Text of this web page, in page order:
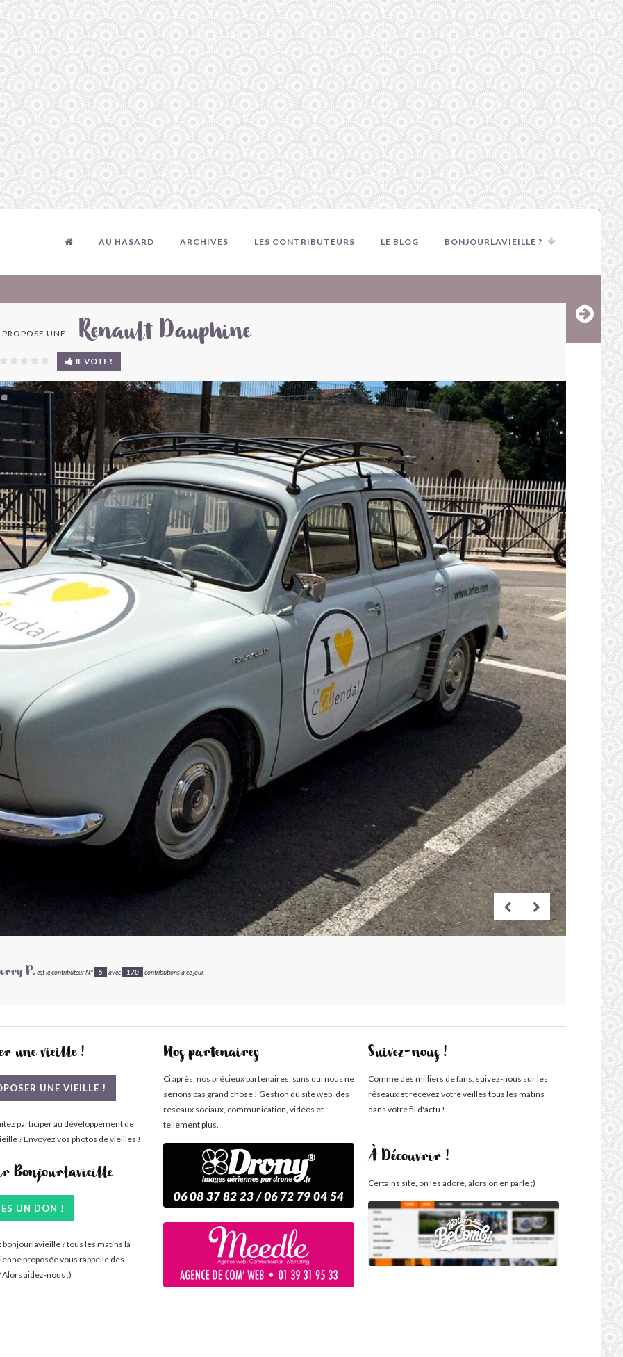
AU HASARD ARCHIVES LES CONTRIBUTEURS LE BLOG BONJOURLAVIEILLE ?
UNE Renault Dauphine
JE VOTE !
P. est le contributeur N° 5 avec 170 contributions à ce jour.
une vieille !
UNE VIEILLE !
participer au développement de
? Envoyez vos photos de vieilles !
Bonjourlavieille
UN DON !
bonjourlavieille ? tous les matins la
proposée vous rappelle des
Alors aidez-nous ;)
Nos partenaires
Ci après, nos précieux partenaires, sans qui nous ne
serions pas grand chose ! Gestion du site web, des
réseaux sociaux, communication, vidéos et
tellement plus.
Suivez-nous !
Comme des milliers de fans, suivez-nous sur les
réseaux et recevez votre veilles tous les matins
dans votre fil d'actu !
À Découvrir !
Certains site, on les adore, alors on en parle ;)